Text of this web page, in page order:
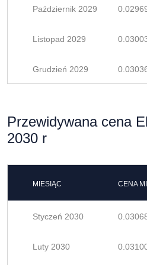
Październik 2029
Listopad 2029
Grudzień 2029
Przewidywana cena
2030 r
MIESIĄC CENA
Styczeń 2030
Luty 2030